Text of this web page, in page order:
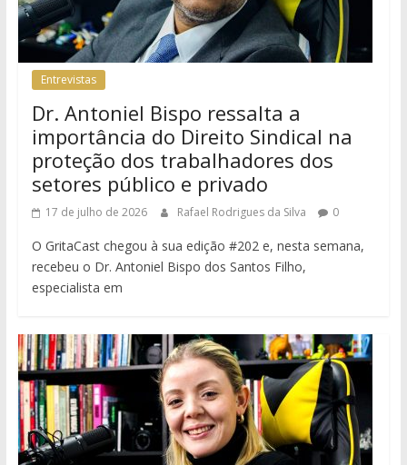
Entrevistas
Dr. Antoniel Bispo ressalta a
importância do Direito Sindical na
proteção dos trabalhadores dos
setores público e privado
17 de julho de 2026 Rafael Rodrigues da Silva 0
O GritaCast chegou à sua edição #202 e, nesta semana,
recebeu o Dr. Antoniel Bispo dos Santos Filho,
especialista em